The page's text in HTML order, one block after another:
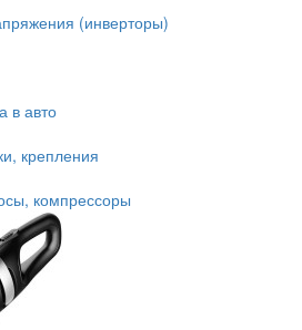
(инверторы)
в авто
крепления
компрессоры